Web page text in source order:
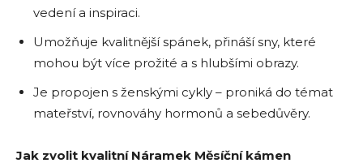
vedení a inspiraci.
Umožňuje kvalitnější spánek, přináší sny, které
mohou být více prožité a s hlubšími obrazy.
Je propojen s ženskými cykly – proniká do témat
mateřství, rovnováhy hormonů a sebedůvěry.
Jak zvolit kvalitní Náramek Měsíční kámen